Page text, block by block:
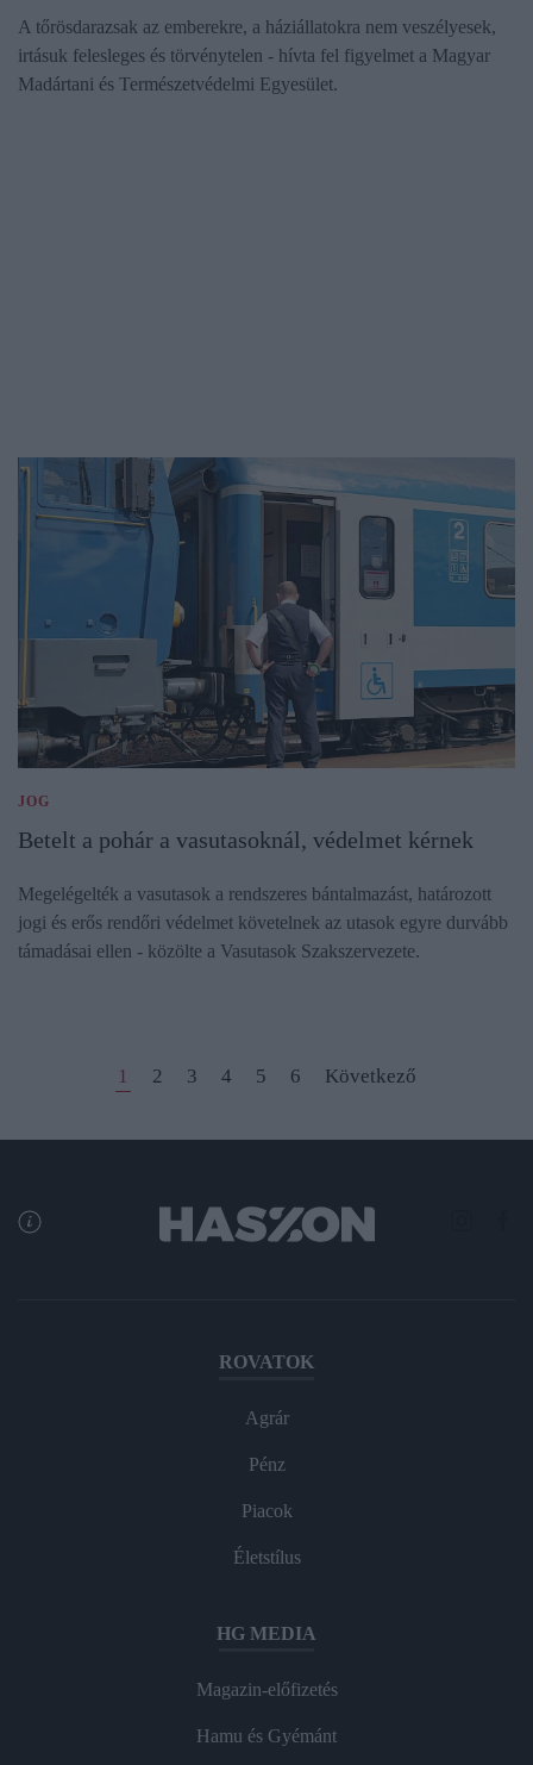
A tőrösdarazsak az emberekre, a háziállatokra nem veszélyesek,
irtásuk felesleges és törvénytelen - hívta fel figyelmet a Magyar
Madártani és Természetvédelmi Egyesület.
JOG
Betelt a pohár a vasutasoknál, védelmet kérnek
Megelégelték a vasutasok a rendszeres bántalmazást, határozott
jogi és erős rendőri védelmet követelnek az utasok egyre durvább
támadásai ellen - közölte a Vasutasok Szakszervezete.
1 2 3 4 5 6 Következő
ROVATOK
Agrár
Pénz
Piacok
Életstílus
HG MEDIA
Magazin-előfizetés
Hamu és Gyémánt